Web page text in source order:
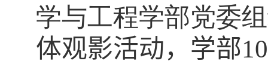
学与工程学部党委
体观影活动，学部